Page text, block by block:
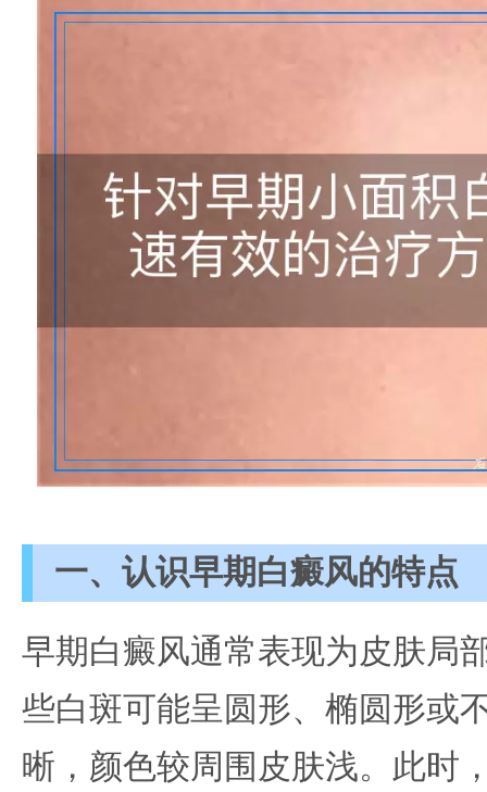
一、认识早期白癜风的特点
早期白癜风通常表现为皮肤局
些白斑可能呈圆形、椭圆形或
晰，颜色较周围皮肤浅。此时